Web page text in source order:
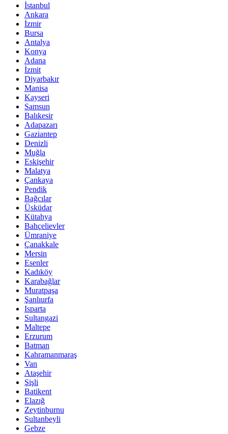
İstanbul
Ankara
İzmir
Bursa
Antalya
Konya
Adana
İzmit
Diyarbakır
Manisa
Kayseri
Samsun
Balıkesir
Adapazarı
Gaziantep
Denizli
Muğla
Eskişehir
Malatya
Çankaya
Pendik
Bağcılar
Üsküdar
Kütahya
Bahçelievler
Ümraniye
Çanakkale
Mersin
Esenler
Kadıköy
Karabağlar
Muratpaşa
Şanlıurfa
Isparta
Sultangazi
Maltepe
Erzurum
Batman
Kahramanmaraş
Van
Ataşehir
Şişli
Batikent
Elazığ
Zeytinburnu
Sultanbeyli
Gebze